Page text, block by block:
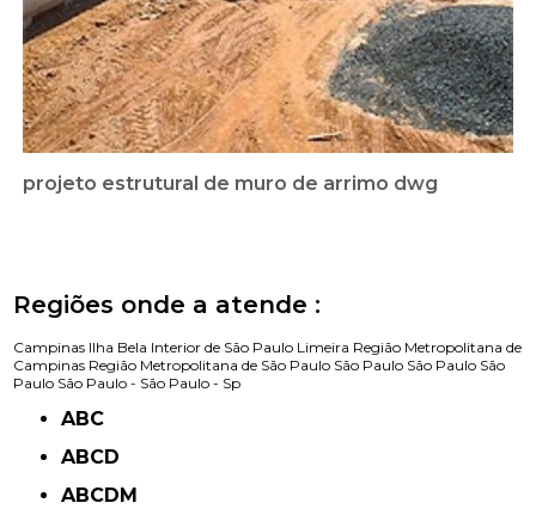
projeto estrutural de muro de arrimo dwg
Regiões onde a atende :
Campinas Ilha Bela Interior de São Paulo Limeira Região Metropolitana de
Campinas Região Metropolitana de São Paulo São Paulo São Paulo São
Paulo São Paulo - São Paulo - Sp
ABC
ABCD
ABCDM